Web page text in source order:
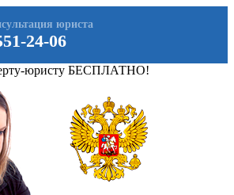
24-06
юриста
юристу БЕСПЛАТНО!